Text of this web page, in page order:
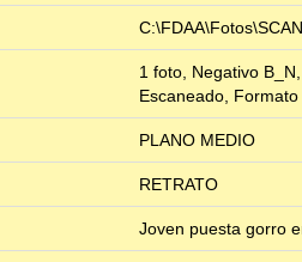
1 foto, Negativo
Escaneado,
PLANO MEDIO
RETRATO
Joven puesta gorro